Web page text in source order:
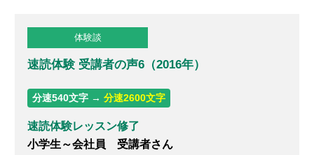
体験談
速読体験 受講者の声6（2016年）
分速540文字 →分速2600文字
速読体験レッスン修了
小学生～会社員 受講者さん